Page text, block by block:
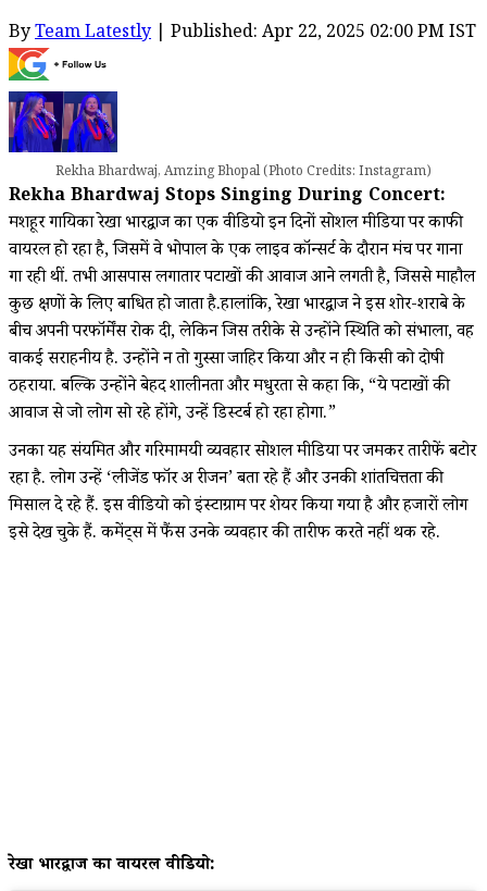
ByTeam Latestly | Published: Apr 22, 2025 02:00 PM IST
Rekha Bhardwaj, Amzing Bhopal (Photo Credits: Instagram)
Rekha Bhardwaj Stops Singing During Concert:
मशहूर गायिका रेखा भारद्वाज का एक वीडियो इन दिनों सोशल मीडिया पर काफी
वायरल हो रहा है, जिसमें वे भोपाल के एक लाइव कॉन्सर्ट के दौरान मंच पर गाना
गा रही थीं. तभी आसपास लगातार पटाखों की आवाज आने लगती है, जिससे माहौल
कुछ क्षणों के लिए बाधित हो जाता है.हालांकि, रेखा भारद्वाज ने इस शोर-शराबे के
बीच अपनी परफॉर्मेंस रोक दी, लेकिन जिस तरीके से उन्होंने स्थिति को संभाला, वह
वाकई सराहनीय है. उन्होंने न तो गुस्सा जाहिर किया और न ही किसी को दोषी
ठहराया. बल्कि उन्होंने बेहद शालीनता और मधुरता से कहा कि, “ये पटाखों की
आवाज से जो लोग सो रहे होंगे, उन्हें डिस्टर्ब हो रहा होगा.”
उनका यह संयमित और गरिमामयी व्यवहार सोशल मीडिया पर जमकर तारीफें बटोर
रहा है. लोग उन्हें ‘लीजेंड फॉर अ रीजन’ बता रहे हैं और उनकी शांतचित्तता की
मिसाल दे रहे हैं. इस वीडियो को इंस्टाग्राम पर शेयर किया गया है और हजारों लोग
इसे देख चुके हैं. कमेंट्स में फैंस उनके व्यवहार की तारीफ करते नहीं थक रहे.
रेखा भारद्वाज का वायरल वीडियो: